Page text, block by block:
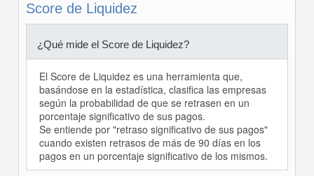
Score de Liquidez
¿Qué mide el Score de Liquidez?
El Score de Liquidez es una herramienta que,
basándose en la estadística, clasifica las empresas
según la probabilidad de que se retrasen en un
porcentaje significativo de sus pagos.
Se entiende por "retraso significativo de sus pagos"
cuando existen retrasos de más de 90 días en los
pagos en un porcentaje significativo de los mismos.